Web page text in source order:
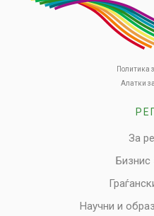
Политика
Алатки
За
Бизнис
Научни и